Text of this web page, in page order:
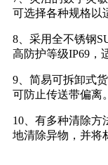
可选择各种规格以
8、采用全不锈钢
高防护等级IP69，
9、简易可拆卸式
可防止传送带偏离。
10、有多种清除方
地清除异物，并将